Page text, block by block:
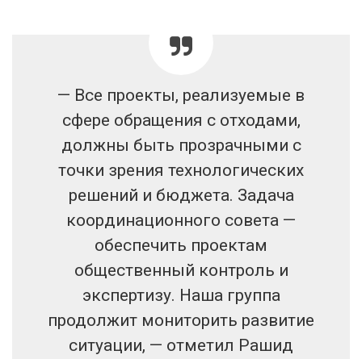
— Все проекты, реализуемые в
сфере обращения с отходами,
должны быть прозрачными с
точки зрения технологических
решений и бюджета. Задача
координационного совета —
обеспечить проектам
общественный контроль и
экспертизу. Наша группа
продолжит мониторить развитие
ситуации, — отметил Рашид